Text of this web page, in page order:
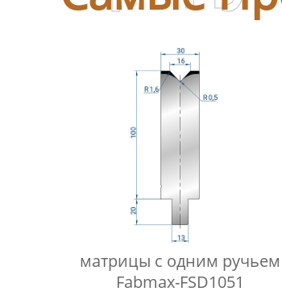
матрицы с одним ручьем
Fabmax-FSD1051